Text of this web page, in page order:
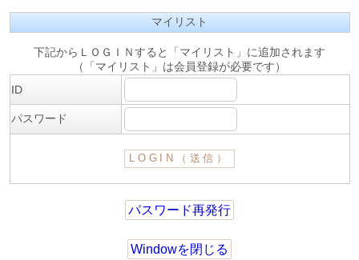
マイリスト
下記からＬＯＧＩＮすると「マイリスト」に追加されます
（「マイリスト」は会員登録が必要です）
ID
パスワード
パスワード再発行
Windowを閉じる